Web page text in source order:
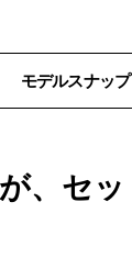
モデルスナップ
、セ